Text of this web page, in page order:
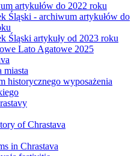
artykułów do 2022 roku
Śląski - archiwum artykułów do
Śląski artykuły od 2023 roku
Lato Agatowe 2025
miasta
historycznego wyposażenia
of Chrastava
in Chrastava